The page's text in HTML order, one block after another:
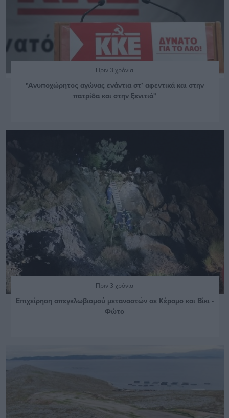
Πριν 3 χρόνια
"Ανυποχώρητος αγώνας ενάντια στ’ αφεντικά και στην
πατρίδα και στην ξενιτιά"
Πριν 3 χρόνια
Επιχείρηση απεγκλωβισμού μεταναστών σε Κέραμο και Βίκι -
Φώτο